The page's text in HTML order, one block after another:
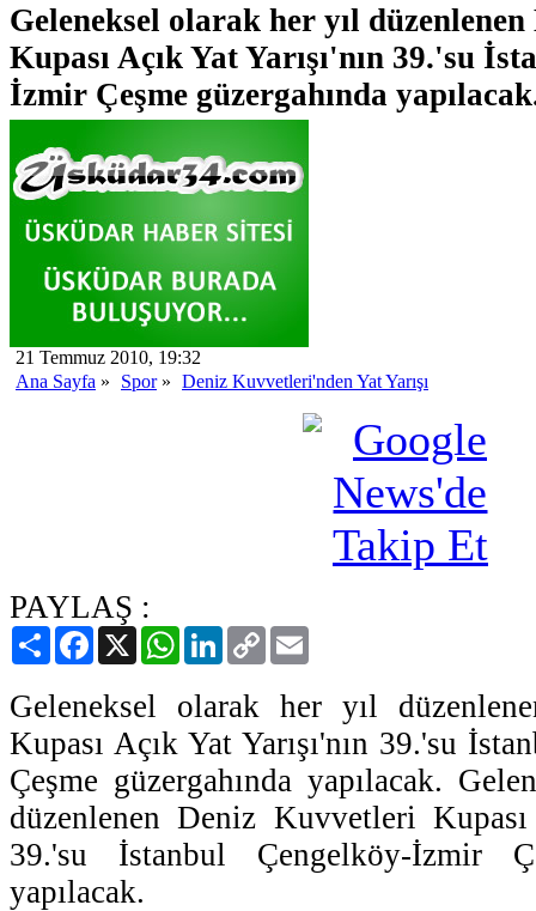
Geleneksel olarak her yıl
Kupası Açık Yat Yarışı'nın 39.'su
İzmir Çeşme güzergahında
21 Temmuz 2010, 19:32
Ana Sayfa » Spor» Deniz Kuvvetleri'nden Yat Yarışı
PAYLAŞ :
PaylaşFacebook
X WhatsAppLinkedIn
Copy
Link
Geleneksel olarak her yıl
Kupası Açık Yat Yarışı'nın 39.'su
Çeşme güzergahında yapılacak.
düzenlenen Deniz Kuvvetleri Kupası
39.'su İstanbul Çengelköy-İzmir
yapılacak.